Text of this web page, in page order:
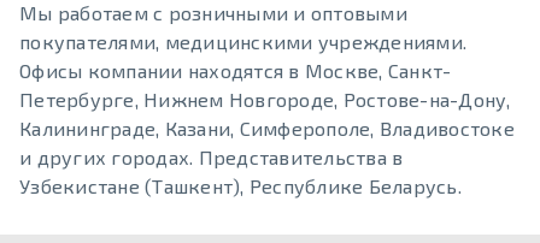
Мы работаем с розничными и оптовыми
покупателями, медицинскими учреждениями.
Офисы компании находятся в Москве, Санкт-
Петербурге, Нижнем Новгороде, Ростове-на-Дону,
Калининграде, Казани, Симферополе, Владивостоке
и других городах. Представительства в
Узбекистане (Ташкент), Республике Беларусь.